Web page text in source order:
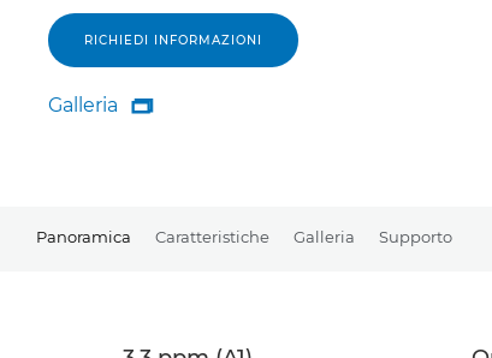
RICHIEDI INFORMAZIONI
Galleria
Galleria

Panoramica Caratteristiche Galleria Supporto